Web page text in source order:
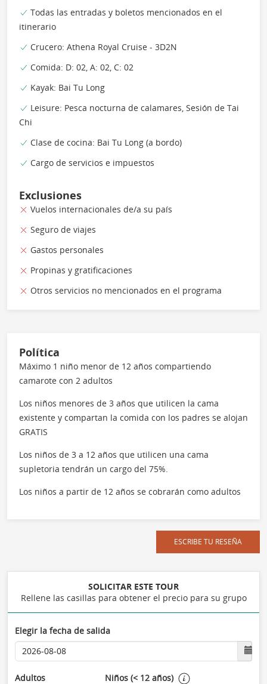
Todas las entradas y boletos mencionados en el
itinerario
Crucero: Athena Royal Cruise - 3D2N
Comida: D: 02, A: 02, C: 02
Kayak: Bai Tu Long
Leisure: Pesca nocturna de calamares, Sesión de Tai
Chi
Clase de cocina: Bai Tu Long (a bordo)
Cargo de servicios e impuestos
Exclusiones
Vuelos internacionales de/a su país
Seguro de viajes
Gastos personales
Propinas y gratificaciones
Otros servicios no mencionados en el programa
Política
Máximo 1 niño menor de 12 años compartiendo
camarote con 2 adultos
Los niños menores de 3 años que utilicen la cama
existente y compartan la comida con los padres se alojan
GRATIS
Los niños de 3 a 12 años que utilicen una cama
supletoria tendrán un cargo del 75%.
Los niños a partir de 12 años se cobrarán como adultos
ESCRIBE TU RESEÑA
SOLICITAR ESTE TOUR
Rellene las casillas para obtener el precio para su grupo
Elegir la fecha de salida
Adultos Niños (< 12 años)